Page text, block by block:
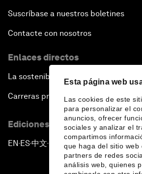
Esta página web
Las cookies de este
para personalizar el
anuncios, ofrecer
sociales y analizar el
compartimos
que haga del sitio web
partners de redes
análisis web, quienes
Suscríbase a nuestros boletines
Contacte con nosotros
Enlaces directos
La sostenibilidad en el Foro
Carreras profesionales
Ediciones en otros idiomas
EN ▪ES▪中文▪ 日本語